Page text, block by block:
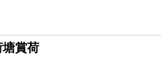
響包著鑑賞 舞方北色
卡此F金踩 在不大，
屆北香 樹、到作沙杏
塘賞荷